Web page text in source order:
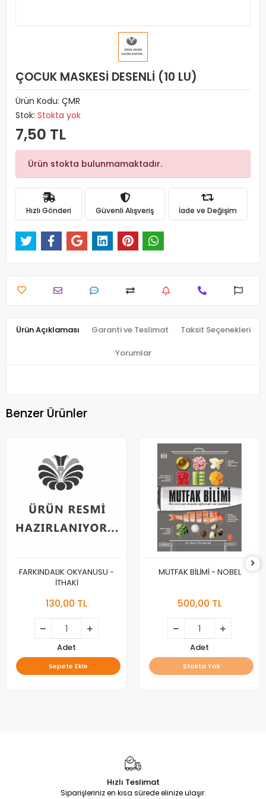
ÇOCUK MASKESİ DESENLİ (10 LU)
Ürün Kodu: ÇMR
Stok: Stokta yok
7,50 TL
Ürün stokta bulunmamaktadır.
Hızlı Gönderi Güvenli Alışveriş İade ve Değişim
Ürün Açıklaması Garanti ve Teslimat Taksit Seçenekleri
Yorumlar
Benzer Ürünler
FARKINDALIK OKYANUSU -
İTHAKİ
130,00 TL
Adet
Sepete Ekle
MUTFAK BİLİMİ - NOBEL
500,00 TL
Adet
Stokta Yok
Hızlı Teslimat
Siparişleriniz en kısa sürede elinize ulaşır.